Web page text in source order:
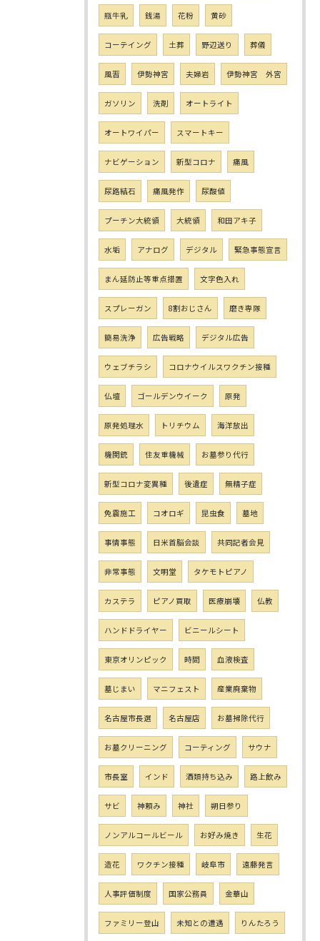
瓶牛乳 銭湯 花粉 黄砂
コーテイング 土葬 野辺送り 葬儀
風習 伊勢神宮 夫婦岩 伊勢神宮 外宮
ガソリン 洗剤 オートライト
オートワイパー スマートキー
ナビゲーション 新型コロナ 痛風
尿路結石 痛風発作 尿酸値
プーチン大統領 大統領 和田アキ子
水垢 アナログ デジタル 緊急事態宣言
まん延防止等重点措置 文字色入れ
スプレーガン 8割おじさん 磨き専隊
簡易洗浄 広告戦略 デジタル広告
ウェブチラシ コロナウイルスワクチン接種
仏壇 ゴールデンウイーク 原発
原発処理水 トリチウム 海洋放出
機関銃 住友重機械 お墓参り代行
新型コロナ変異種 後遺症 無精子症
免震施工 コオロギ 昆虫食 墓地
事情事態 日米首脳会談 共同記者会見
非常事態 文明堂 タケモトピアノ
カステラ ピアノ買取 医療崩壊 仏教
ハンドドライヤー ビニールシート
東京オリンピック 時間 血液検査
墓じまい マニフェスト 産業廃棄物
名古屋市長選 名古屋店 お墓掃除代行
お墓クリーニング コーティング サウナ
市長室 インド 酒類持ち込み 路上飲み
サビ 神頼み 神社 朔日参り
ノンアルコールビール お好み焼き 生花
造花 ワクチン接種 岐阜市 遠藤発言
人事評価制度 国家公務員 金華山
ファミリー登山 未知との遭遇 りんたろう